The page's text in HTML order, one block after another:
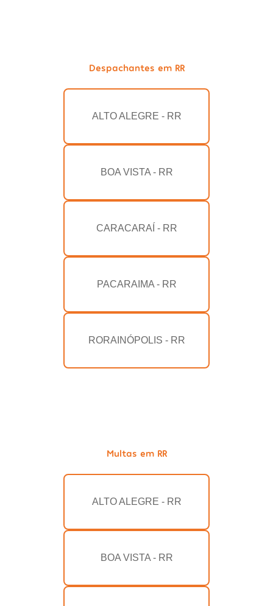
Despachantes em RR
ALTO ALEGRE - RR
BOA VISTA - RR
CARACARAÍ - RR
PACARAIMA - RR
RORAINÓPOLIS - RR
Multas em RR
ALTO ALEGRE - RR
BOA VISTA - RR